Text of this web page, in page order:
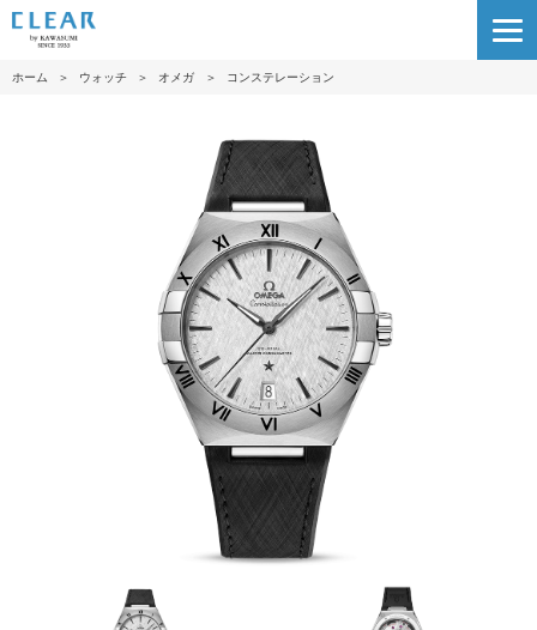
ホーム ＞ ウォッチ ＞ オメガ ＞ コンステレーション